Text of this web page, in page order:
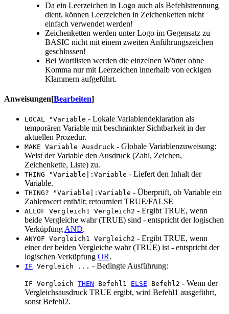
Da ein Leerzeichen in Logo auch als Befehlstrennung
dient, können Leerzeichen in Zeichenketten nicht
einfach verwendet werden!
Zeichenketten werden unter Logo im Gegensatz zu
BASIC nicht mit einem zweiten Anführungszeichen
geschlossen!
Bei Wortlisten werden die einzelnen Wörter ohne
Komma nur mit Leerzeichen innerhalb von eckigen
Klammern aufgeführt.
Anweisungen[Bearbeiten]
LOCAL "Variable - Lokale Variablendeklaration als
temporären Variable mit beschränkter Sichtbarkeit in der
aktuellen Prozedur.
MAKE Variable Ausdruck - Globale Variablenzuweisung:
Weist der Variable den Ausdruck (Zahl, Zeichen,
Zeichenkette, Liste) zu.
THING "Variable|:Variable - Liefert den Inhalt der
Variable.
THING? "Variable|:Variable - Überprüft, ob Variable ein
Zahlenwert enthält; retourniert TRUE/FALSE
ALLOF Vergleich1 Vergleich2 - Ergibt TRUE, wenn
beide Vergleiche wahr (TRUE) sind - entspricht der logischen
Verküpfung AND.
ANYOF Vergleich1 Vergleich2 - Ergibt TRUE, wenn
einer der beiden Vergleiche wahr (TRUE) ist - entspricht der
logischen Verküpfung OR.
IF Vergleich ... - Bedingte Ausführung:
IF Vergleich THEN Befehl1 ELSE Befehl2 - Wenn der
Vergleichsausdruck TRUE ergibt, wird Befehl1 ausgeführt,
sonst Befehl2.